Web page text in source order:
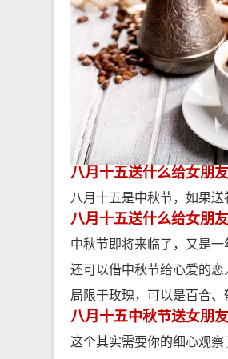
八月十五送什么给女朋友
八月十五是中秋节，如果
八月十五送什么给女朋友
中秋节即将来临了，又是
还可以借中秋节给心爱的
局限于玫瑰，可以是百合、
八月十五中秋节送女朋
这个其实需要你的细心观